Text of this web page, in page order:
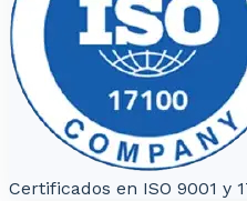
Certificados en ISO 9001 y